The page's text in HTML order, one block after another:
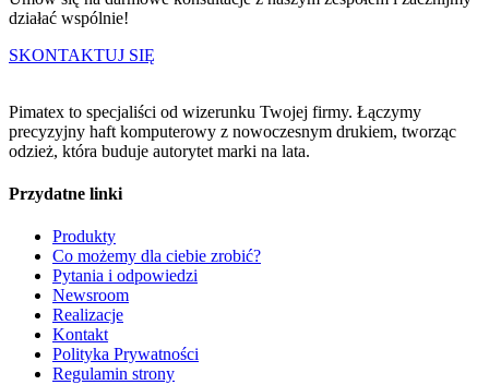
działać wspólnie!
SKONTAKTUJ SIĘ
Pimatex to specjaliści od wizerunku Twojej firmy. Łączymy
precyzyjny haft komputerowy z nowoczesnym drukiem, tworząc
odzież, która buduje autorytet marki na lata.
Przydatne linki
Produkty
Co możemy dla ciebie zrobić?
Pytania i odpowiedzi
Newsroom
Realizacje
Kontakt
Polityka Prywatności
Regulamin strony